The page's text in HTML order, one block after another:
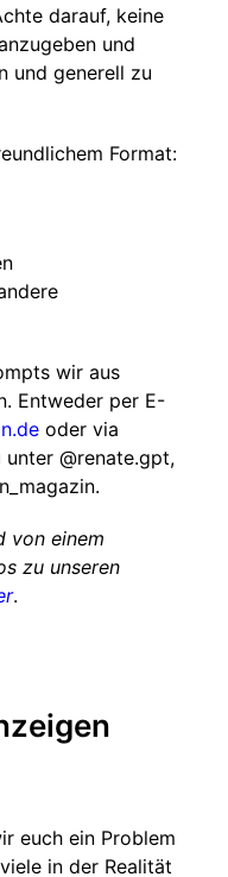
darauf, keine
und
und generell zu
Format:
wir aus
Entweder per E-
oder via
@renate.gpt,
von einem
zu unseren
.
euch ein Problem
in der Realität